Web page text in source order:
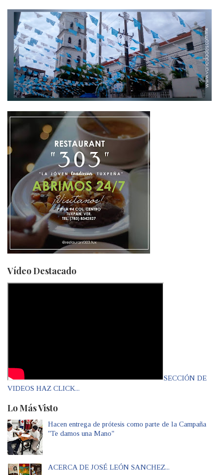
Vídeo Destacado
SECCIÓN DE
VIDEOS HAZ CLICK...
Lo Más Visto
Hacen entrega de prótesis como parte de la Campaña
"Te damos una Mano"
ACERCA DE JOSÉ LEÓN SANCHEZ...